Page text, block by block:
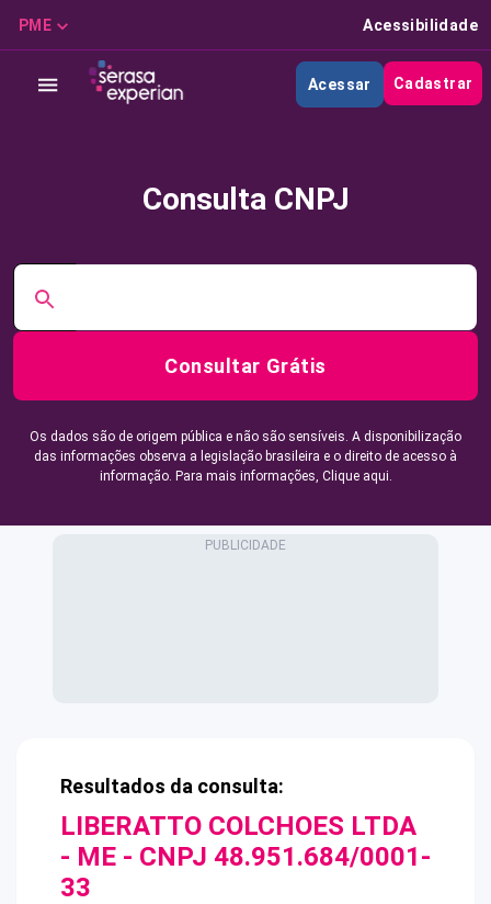
PME Acessibilidade
Acessar Cadastrar
Consulta CNPJ
Consultar Grátis
Os dados são de origem pública e não são sensíveis. A disponibilização
das informações observa a legislação brasileira e o direito de acesso à
informação. Para mais informações, Clique aqui.
Resultados da consulta:
LIBERATTO COLCHOES LTDA
- ME - CNPJ 48.951.684/0001-
33